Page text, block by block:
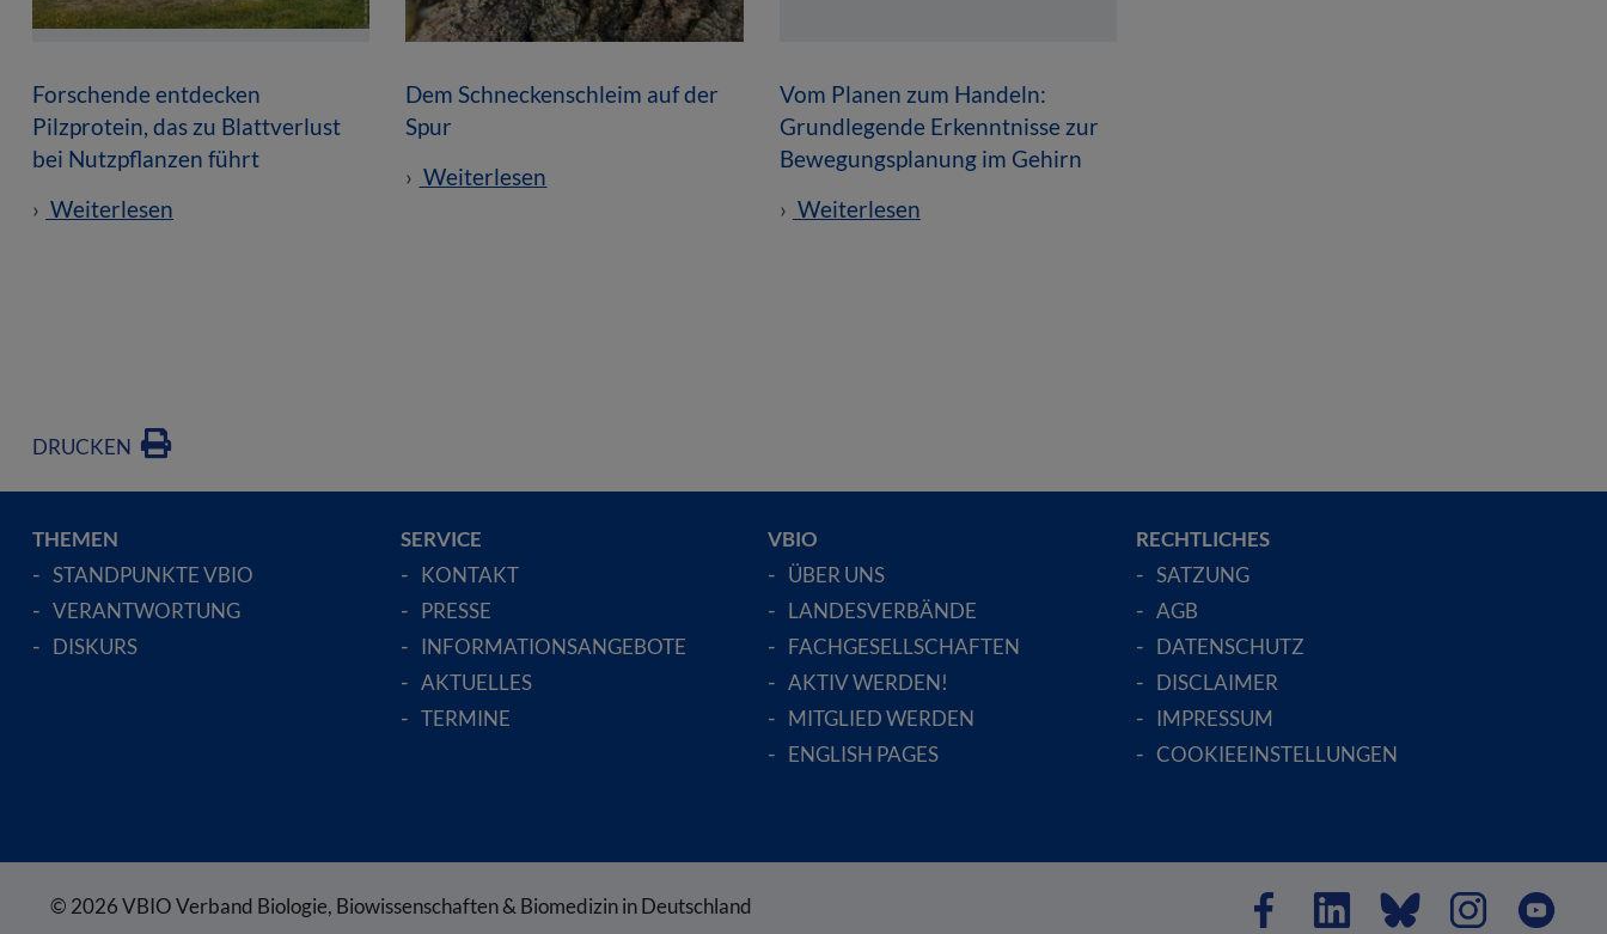
Forschende entdecken
Pilzprotein, das zu Blattverlust
bei Nutzpflanzen führt
Weiterlesen
Dem Schneckenschleim auf der
Spur
Weiterlesen
Vom Planen zum Handeln:
Grundlegende Erkenntnisse zur
Bewegungsplanung im Gehirn
Weiterlesen
DRUCKEN
THEMEN
STANDPUNKTE VBIO
VERANTWORTUNG
DISKURS
SERVICE
KONTAKT
PRESSE
INFORMATIONSANGEBOTE
AKTUELLES
TERMINE
VBIO
ÜBER UNS
LANDESVERBÄNDE
FACHGESELLSCHAFTEN
AKTIV WERDEN!
MITGLIED WERDEN
ENGLISH PAGES
RECHTLICHES
SATZUNG
AGB
DATENSCHUTZ
DISCLAIMER
IMPRESSUM
COOKIEEINSTELLUNGEN
© 2026 VBIO Verband Biologie, Biowissenschaften & Biomedizin in Deutschland